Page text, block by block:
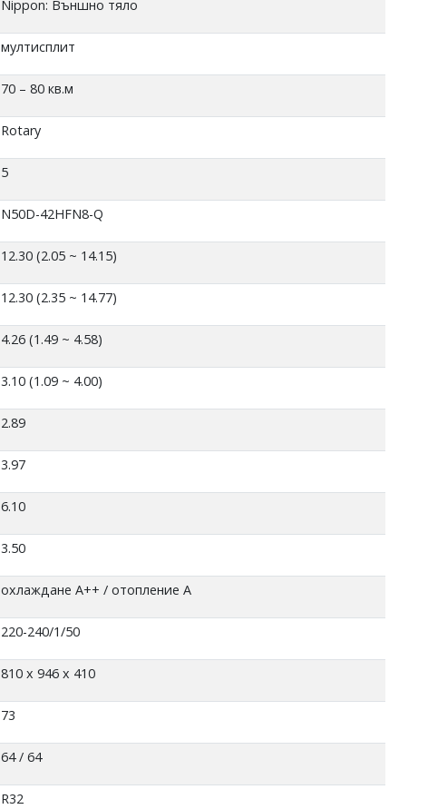
Nippon: Външно тяло
мултисплит
70 – 80 кв.м
Rotary
5
N50D-42HFN8-Q
12.30 (2.05 ~ 14.15)
12.30 (2.35 ~ 14.77)
4.26 (1.49 ~ 4.58)
3.10 (1.09 ~ 4.00)
2.89
3.97
6.10
3.50
охлаждане А++ / отопление А
220-240/1/50
810 x 946 x 410
73
64 / 64
R32